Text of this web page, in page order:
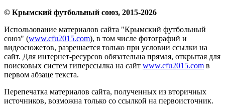
© Крымский футбольный союз, 2015-2026
Использование материалов сайта "Крымский футбольный
союз" (www.cfu2015.com), в том числе фотографий и
видеосюжетов, разрешается только при условии ссылки на
сайт. Для интернет-ресурсов обязательна прямая, открытая для
поисковых систем гиперссылка на сайт www.cfu2015.com в
первом абзаце текста.
Перепечатка материалов сайта, полученных из вторичных
источников, возможна только со ссылкой на первоисточник.